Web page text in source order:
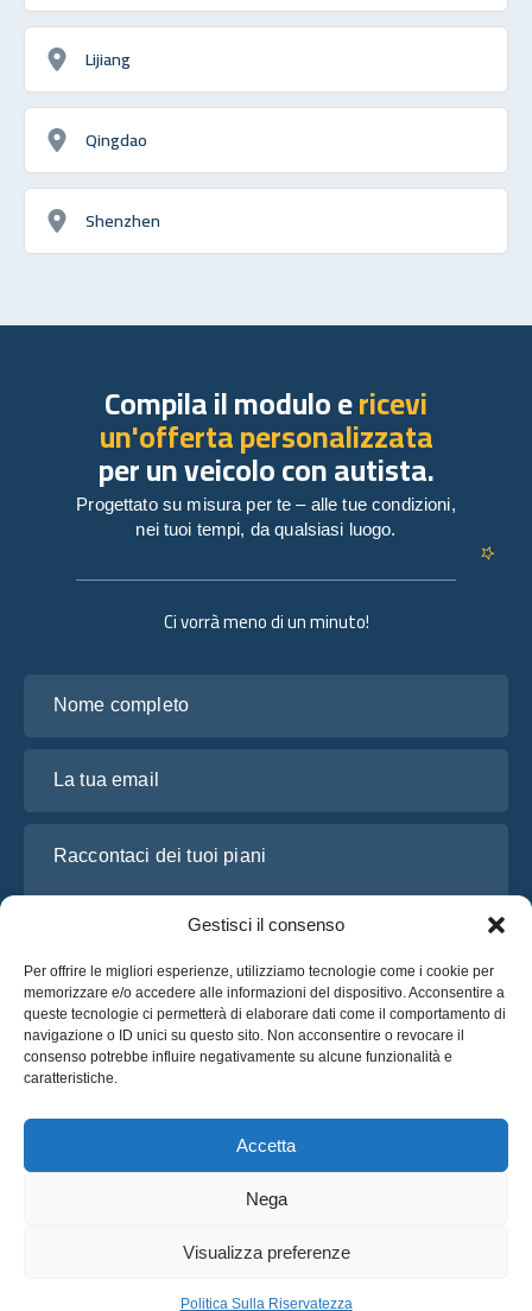
Gestisci il consenso
Per offrire le migliori esperienze, utilizziamo tecnologie come i cookie per
memorizzare e/o accedere alle informazioni del dispositivo. Acconsentire a
queste tecnologie ci permetterà di elaborare dati come il comportamento di
navigazione o ID unici su questo sito. Non acconsentire o revocare il
consenso potrebbe influire negativamente su alcune funzionalità e
caratteristiche.
Accetta
Nega
Visualizza preferenze
Politica Sulla Riservatezza
Lijiang
Qingdao
Shenzhen
Politica Sulla Riservatezza
Termini & Condizioni
Ci vorrà meno di un minuto!
Ho letto e accetto l’
Richiedi un preventivo
Richiedi un preventivo
Compila il modulo ericevi
un'offerta personalizzata
per un veicolo con autista.
Progettato su misura per te – alle tue condizioni,
nei tuoi tempi, da qualsiasi luogo.